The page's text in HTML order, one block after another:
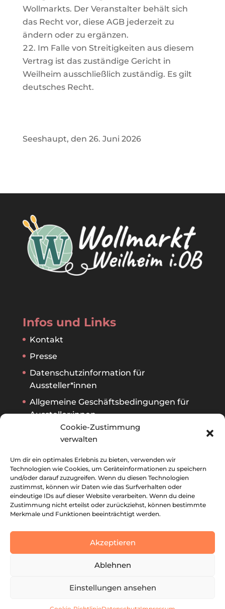
Cookie-Zustimmung
verwalten
Um dir ein optimales Erlebnis zu bieten, verwenden wir
Technologien wie Cookies, um Geräteinformationen zu speichern
und/oder darauf zuzugreifen. Wenn du diesen Technologien
zustimmst, können wir Daten wie das Surfverhalten oder
eindeutige IDs auf dieser Website verarbeiten. Wenn du deine
Zustimmung nicht erteilst oder zurückziehst, können bestimmte
Merkmale und Funktionen beeinträchtigt werden.
Akzeptieren
Ablehnen
Einstellungen ansehen
Wollmarkts. Der Veranstalter behält sich
das Recht vor, diese AGB jederzeit zu
ändern oder zu ergänzen.
Im Falle von Streitigkeiten aus diesem
Vertrag ist das zuständige Gericht in
Weilheim ausschließlich zuständig. Es gilt
deutsches Recht.
Seeshaupt, den 26. Juni 2026
Infos und Links
Kontakt
Presse
Datenschutzinformation für
Aussteller*innen
Allgemeine Geschäftsbedingungen für
Aussteller:innen
Ausstellerverzeichnis 2026
Ausstellerverzeichnis 2025
Ausstellerverzeichnis 2024
Ausstellerverzeichnis 2023
Impressum
Cookie-Richtlinie (EU)